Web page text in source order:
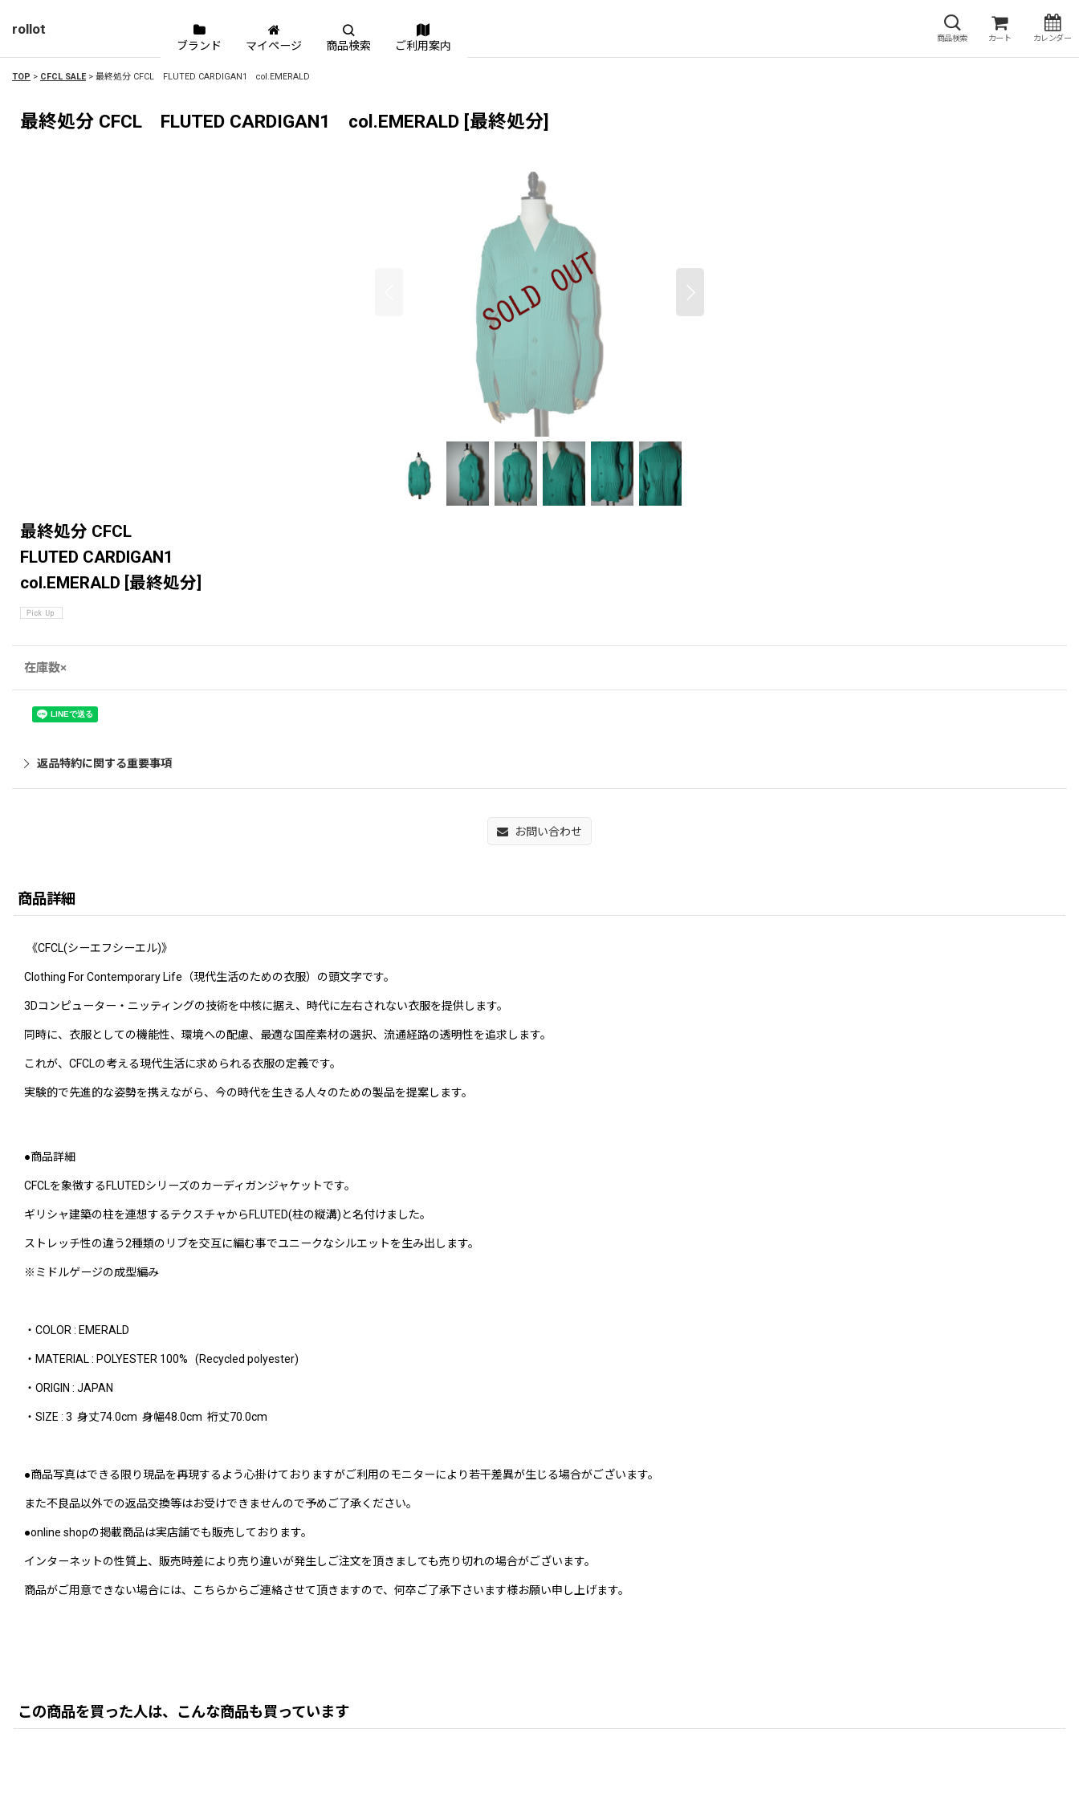
rollot
商品検索 カート カレンダー
ブランド マイページ 商品検索 ご利用案内
TOP > CFCL SALE > 最終処分 CFCL FLUTED CARDIGAN1 col.EMERALD
最終処分 CFCL FLUTED CARDIGAN1 col.EMERALD [最終処分]
最終処分 CFCL
FLUTED CARDIGAN1
col.EMERALD [最終処分]
在庫数×
返品特約に関する重要事項
お問い合わせ
商品詳細
《CFCL(シーエフシーエル)》
Clothing For Contemporary Life（現代生活のための衣服）の頭文字です。
3Dコンピューター・ニッティングの技術を中核に据え、時代に左右されない衣服を提供します。
同時に、衣服としての機能性、環境への配慮、最適な国産素材の選択、流通経路の透明性を追求します。
これが、CFCLの考える現代生活に求められる衣服の定義です。
実験的で先進的な姿勢を携えながら、今の時代を生きる人々のための製品を提案します。
●商品詳細
CFCLを象徴するFLUTEDシリーズのカーディガンジャケットです。
ギリシャ建築の柱を連想するテクスチャからFLUTED(柱の縦溝)と名付けました。
ストレッチ性の違う2種類のリブを交互に編む事でユニークなシルエットを生み出します。
※ミドルゲージの成型編み
・COLOR : EMERALD
・MATERIAL : POLYESTER 100% (Recycled polyester)
・ORIGIN : JAPAN
・SIZE : 3 身丈74.0cm 身幅48.0cm 裄丈70.0cm
●商品写真はできる限り現品を再現するよう心掛けておりますがご利用のモニターにより若干差異が生じる場合がございます。
また不良品以外での返品交換等はお受けできませんので予めご了承ください。
●online shopの掲載商品は実店舗でも販売しております。
インターネットの性質上、販売時差により売り違いが発生しご注文を頂きましても売り切れの場合がございます。
商品がご用意できない場合には、こちらからご連絡させて頂きますので、何卒ご了承下さいます様お願い申し上げます。
この商品を買った人は、こんな商品も買っています